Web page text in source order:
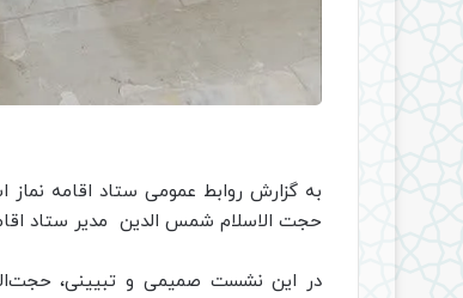
به گزارش روابط عمومی ستاد اقامه
حجت الاسلام شمس الدین مدیر ستاد
در این نشست صمیمی و تبیینی،